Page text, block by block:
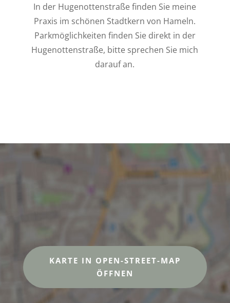
In der Hugenottenstraße finden Sie meine
Praxis im schönen Stadtkern von Hameln.
Parkmöglichkeiten finden Sie direkt in der
Hugenottenstraße, bitte sprechen Sie mich
darauf an.
KARTE IN OPEN-STREET-MAP
ÖFFNEN